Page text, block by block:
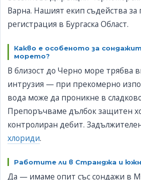
Варна. Нашият екип съдейства за
регистрация в Бургаска Област.
Какво е особеното за
морето?
В близост до Черно море трябва
интрузия — при прекомерно
вода може да проникне в
Препоръчваме дълбок защитен
контролиран дебит.
хлориди.
Работите ли в Странджа и
Да — имаме опит със сондажи в